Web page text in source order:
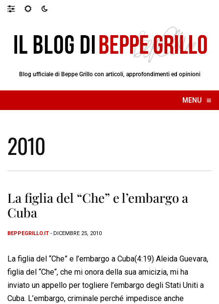
Blog ufficiale di Beppe Grillo con articoli, approfondimenti ed opinioni
MENU ≡
☰
2010
La figlia del “Che” e l’embargo a
Cuba
BEPPEGRILLO.IT - DICEMBRE 25, 2010
La figlia del “Che” e l’embargo a Cuba(4:19) Aleida Guevara,
figlia del “Che“, che mi onora della sua amicizia, mi ha
inviato un appello per togliere l’embargo degli Stati Uniti a
Cuba. L’embargo, criminale perché impedisce anche